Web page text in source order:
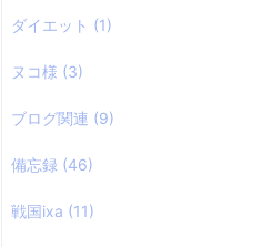
ダイエット (1)
ヌコ様 (3)
ブログ関連 (9)
備忘録 (46)
戦国ixa (11)